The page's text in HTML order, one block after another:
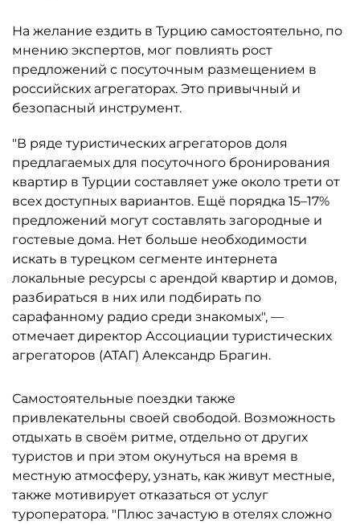
На желание ездить в Турцию самостоятельно, по
мнению экспертов, мог повлиять рост
предложений с посуточным размещением в
российских агрегаторах. Это привычный и
безопасный инструмент.
"В ряде туристических агрегаторов доля
предлагаемых для посуточного бронирования
квартир в Турции составляет уже около трети от
всех доступных вариантов. Ещё порядка 15–17%
предложений могут составлять загородные и
гостевые дома. Нет больше необходимости
искать в турецком сегменте интернета
локальные ресурсы с арендой квартир и домов,
разбираться в них или подбирать по
сарафанному радио среди знакомых", —
отмечает директор Ассоциации туристических
агрегаторов (АТАГ) Александр Брагин.
Самостоятельные поездки также
привлекательны своей свободой. Возможность
отдыхать в своём ритме, отдельно от других
туристов и при этом окунуться на время в
местную атмосферу, узнать, как живут местные,
также мотивирует отказаться от услуг
туроператора. "Плюс зачастую в отелях сложно